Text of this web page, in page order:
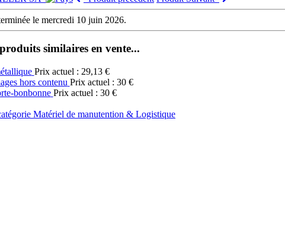
le mercredi 10 juin 2026.
similaires en vente...
Prix actuel : 29,13 €
Prix actuel : 30 €
Prix actuel : 30 €
Matériel de manutention & Logistique